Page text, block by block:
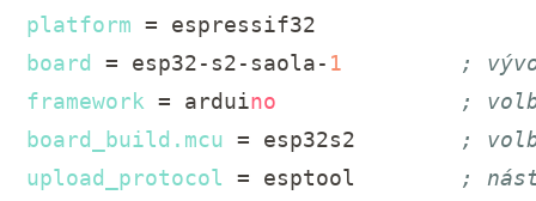
platform
board
= esp32-s2-saola- 1
;
framework = arduino
;
board_build.mcu = esp32s2
;
upload_protocol
= esptool
;